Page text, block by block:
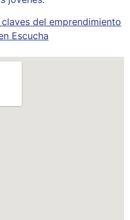
del emprendimiento
Escucha